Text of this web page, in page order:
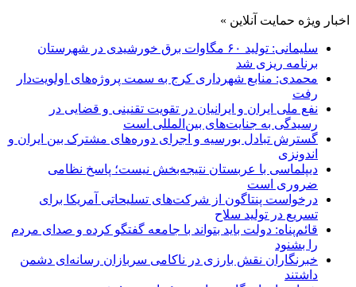
اخبار ویژه حمایت آنلاین »
سلیمانی: تولید ۶۰ مگاوات برق خورشیدی در شهرستان
برنامه ریزی شد
محمدی: منابع شهرداری کرج به سمت پروژه‌های اولویت‌دار
رفت
نفع ملی ایران و ایرانیان در تقویت تقنینی و قضایی در
رسیدگی به جنایت‌های بین‌المللی است
گسترش تبادل بورسیه و اجرای دوره‌های مشترک بین ایران و
اندونزی
دیپلماسی با عربستان نتیجه‌بخش نیست؛ پاسخ نظامی
ضروری است
درخواست پنتاگون از شرکت‌های تسلیحاتی آمریکا برای
تسریع در تولید سلاح
قائم‌پناه: دولت باید بتواند با جامعه گفتگو کرده و صدای مردم
را بشنود
خبرنگاران نقش بارزی در ناکامی سربازان رسانه‌ای دشمن
داشتند